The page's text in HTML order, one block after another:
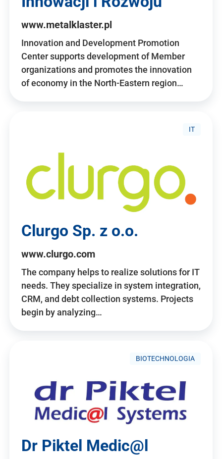
www.metalklaster.pl
Innovation and Development Promotion
Center supports development of Member
organizations and promotes the innovation
of economy in the North-Eastern region…
IT
Clurgo Sp. z o.o.
www.clurgo.com
The company helps to realize solutions for IT
needs. They specialize in system integration,
CRM, and debt collection systems. Projects
begin by analyzing…
BIOTECHNOLOGIA
Dr Piktel Medic@l